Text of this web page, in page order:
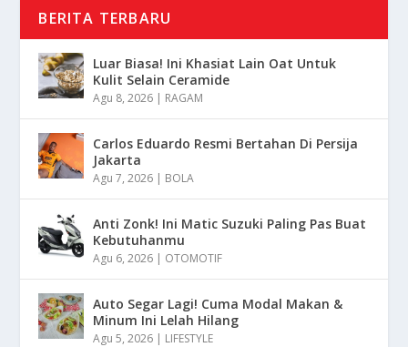
BERITA TERBARU
Luar Biasa! Ini Khasiat Lain Oat Untuk
Kulit Selain Ceramide
Agu 8, 2026 | RAGAM
Carlos Eduardo Resmi Bertahan Di Persija
Jakarta
Agu 7, 2026 | BOLA
Anti Zonk! Ini Matic Suzuki Paling Pas Buat
Kebutuhanmu
Agu 6, 2026 | OTOMOTIF
Auto Segar Lagi! Cuma Modal Makan &
Minum Ini Lelah Hilang
Agu 5, 2026 | LIFESTYLE